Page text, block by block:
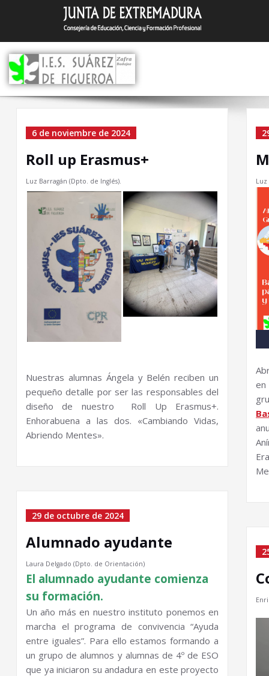
Saltar
contenido
Archivo el 6 de
de 2024
6 de noviembre de 2024
Roll up Erasmus+
Luz Barragán (Dpto. de Inglés).
Nuestras alumnas Ángela y Belén reciben un
pequeño detalle por ser las responsables del
diseño de nuestro Roll Up Erasmus+.
Enhorabuena a las dos. «Cambiando Vidas,
Abriendo Mentes».
29 de octubre de 2024
Alumnado ayudante
Laura Delgado (Dpto. de Orientación)
El alumnado ayudante comienza
su formación.
Un año más en nuestro instituto ponemos en
marcha el programa de convivencia “Ayuda
entre iguales”. Para ello estamos formando a
un grupo de alumnos y alumnas de 4º de ESO
que ya iniciaron su andadura en este proyecto
Luz